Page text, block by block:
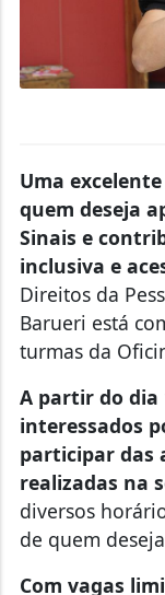
Uma
quem deseja
Sinais e
inclusiva e
Direitos da
Barueri está
turmas da
A partir do dia
interessados
participar das
realizadas na
diversos
de quem
Com vagas